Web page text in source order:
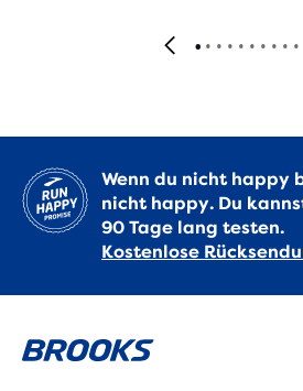
Wenn du nicht happy
nicht happy. Du
90 Tage lang testen.
Kostenlose